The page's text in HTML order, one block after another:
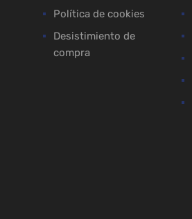
Política de cookies
Desistimiento de
compra